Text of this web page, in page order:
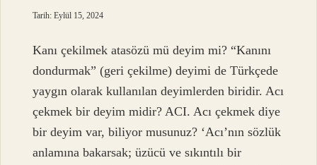
Tarih: Eylül 15, 2024
Kanı çekilmek atasözü mü deyim mi? “Kanını
dondurmak” (geri çekilme) deyimi de Türkçede
yaygın olarak kullanılan deyimlerden biridir. Acı
çekmek bir deyim midir? ACI. Acı çekmek diye
bir deyim var, biliyor musunuz? ‘Acı’nın sözlük
anlamına bakarsak; üzücü ve sıkıntılı bir